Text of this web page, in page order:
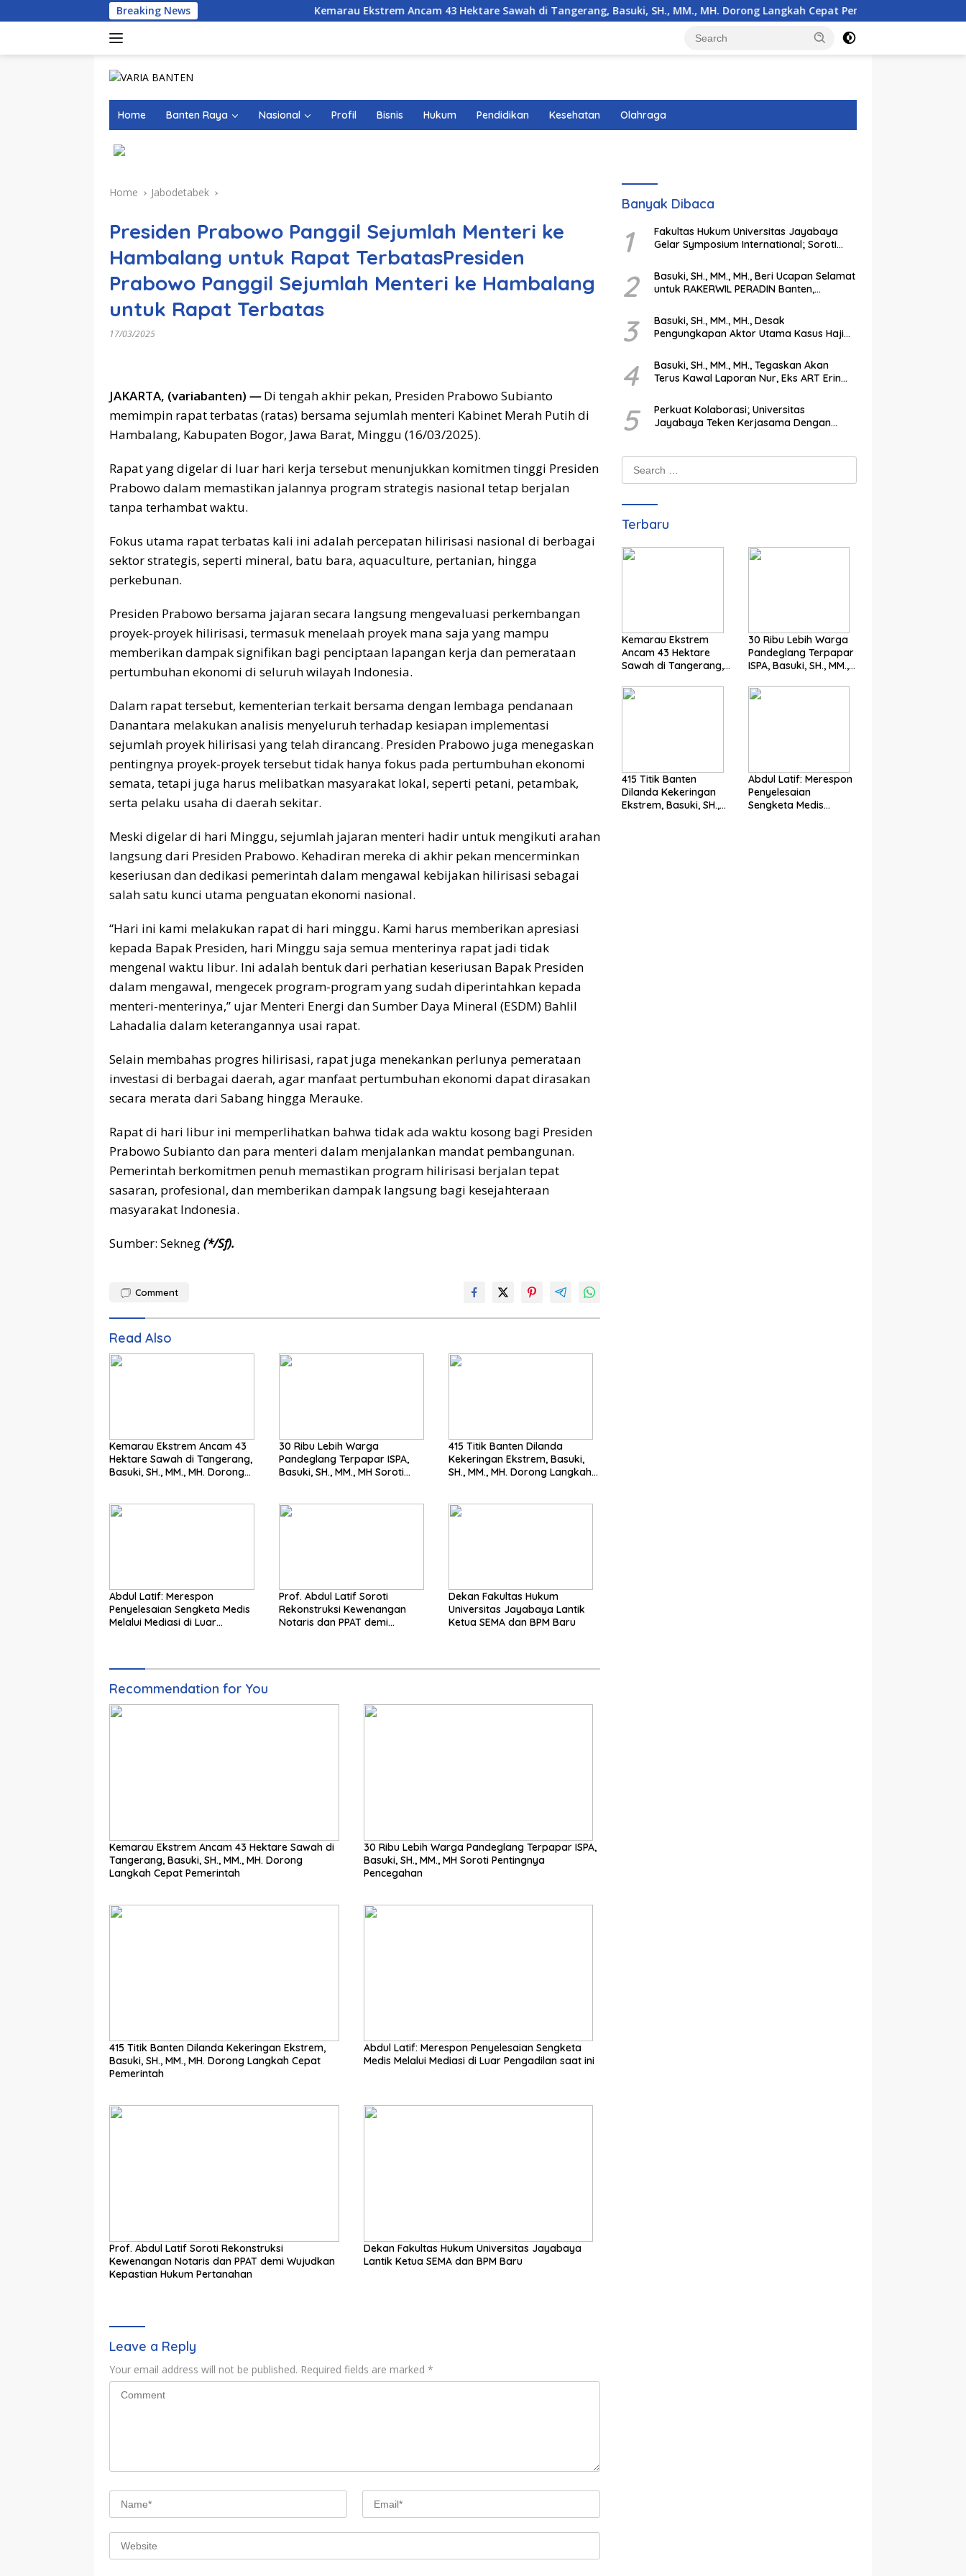
to
Breaking News Kemarau Ekstrem Ancam 43 Hektare Sawah di Tangerang, Basuki, SH., MM., MH. Dorong Langkah Cepat Pemerintah
Home Banten Raya Nasional Profil Bisnis Hukum Pendidikan Kesehatan Olahraga
Home Jabodetabek
Presiden Prabowo Panggil Sejumlah Menteri ke
Hambalang untuk Rapat TerbatasPresiden
Prabowo Panggil Sejumlah Menteri ke Hambalang
untuk Rapat Terbatas
17/03/2025
JAKARTA, (variabanten) —Di tengah akhir pekan, Presiden Prabowo Subianto
memimpin rapat terbatas (ratas) bersama sejumlah menteri Kabinet Merah Putih di
Hambalang, Kabupaten Bogor, Jawa Barat, Minggu (16/03/2025).
Rapat yang digelar di luar hari kerja tersebut menunjukkan komitmen tinggi Presiden
Prabowo dalam memastikan jalannya program strategis nasional tetap berjalan
tanpa terhambat waktu.
Fokus utama rapat terbatas kali ini adalah percepatan hilirisasi nasional di berbagai
sektor strategis, seperti mineral, batu bara, aquaculture, pertanian, hingga
perkebunan.
Presiden Prabowo bersama jajaran secara langsung mengevaluasi perkembangan
proyek-proyek hilirisasi, termasuk menelaah proyek mana saja yang mampu
memberikan dampak signifikan bagi penciptaan lapangan kerja dan pemerataan
pertumbuhan ekonomi di seluruh wilayah Indonesia.
Dalam rapat tersebut, kementerian terkait bersama dengan lembaga pendanaan
Danantara melakukan analisis menyeluruh terhadap kesiapan implementasi
sejumlah proyek hilirisasi yang telah dirancang. Presiden Prabowo juga menegaskan
pentingnya proyek-proyek tersebut tidak hanya fokus pada pertumbuhan ekonomi
semata, tetapi juga harus melibatkan masyarakat lokal, seperti petani, petambak,
serta pelaku usaha di daerah sekitar.
Meski digelar di hari Minggu, sejumlah jajaran menteri hadir untuk mengikuti arahan
langsung dari Presiden Prabowo. Kehadiran mereka di akhir pekan mencerminkan
keseriusan dan dedikasi pemerintah dalam mengawal kebijakan hilirisasi sebagai
salah satu kunci utama penguatan ekonomi nasional.
“Hari ini kami melakukan rapat di hari minggu. Kami harus memberikan apresiasi
kepada Bapak Presiden, hari Minggu saja semua menterinya rapat jadi tidak
mengenal waktu libur. Ini adalah bentuk dari perhatian keseriusan Bapak Presiden
dalam mengawal, mengecek program-program yang sudah diperintahkan kepada
menteri-menterinya,” ujar Menteri Energi dan Sumber Daya Mineral (ESDM) Bahlil
Lahadalia dalam keterangannya usai rapat.
Selain membahas progres hilirisasi, rapat juga menekankan perlunya pemerataan
investasi di berbagai daerah, agar manfaat pertumbuhan ekonomi dapat dirasakan
secara merata dari Sabang hingga Merauke.
Rapat di hari libur ini memperlihatkan bahwa tidak ada waktu kosong bagi Presiden
Prabowo Subianto dan para menteri dalam menjalankan mandat pembangunan.
Pemerintah berkomitmen penuh memastikan program hilirisasi berjalan tepat
sasaran, profesional, dan memberikan dampak langsung bagi kesejahteraan
masyarakat Indonesia.
Sumber: Sekneg(*/Sf).
Comment
Read Also
Kemarau Ekstrem Ancam 43
Hektare Sawah di Tangerang,
Basuki, SH., MM., MH. Dorong
30 Ribu Lebih Warga
Pandeglang Terpapar ISPA,
Basuki, SH., MM., MH Soroti
415 Titik Banten Dilanda
Kekeringan Ekstrem, Basuki,
SH., MM., MH. Dorong Langkah
Abdul Latif: Merespon
Penyelesaian Sengketa Medis
Melalui Mediasi di Luar
Prof. Abdul Latif Soroti
Rekonstruksi Kewenangan
Notaris dan PPAT demi
Dekan Fakultas Hukum
Universitas Jayabaya Lantik
Ketua SEMA dan BPM Baru
Recommendation for You
Kemarau Ekstrem Ancam 43 Hektare Sawah di
Tangerang, Basuki, SH., MM., MH. Dorong
Langkah Cepat Pemerintah
30 Ribu Lebih Warga Pandeglang Terpapar ISPA,
Basuki, SH., MM., MH Soroti Pentingnya
Pencegahan
415 Titik Banten Dilanda Kekeringan Ekstrem,
Basuki, SH., MM., MH. Dorong Langkah Cepat
Pemerintah
Abdul Latif: Merespon Penyelesaian Sengketa
Medis Melalui Mediasi di Luar Pengadilan saat ini
Prof. Abdul Latif Soroti Rekonstruksi
Kewenangan Notaris dan PPAT demi Wujudkan
Kepastian Hukum Pertanahan
Dekan Fakultas Hukum Universitas Jayabaya
Lantik Ketua SEMA dan BPM Baru
Leave a Reply
Your email address will not be published. Required fields are marked *
Banyak Dibaca
1
Fakultas Hukum Universitas Jayabaya
Gelar Symposium International; Soroti
Globalisasi
2
Basuki, SH., MM., MH., Beri Ucapan Selamat
untuk RAKERWIL PERADIN Banten,
Profesional
3
Basuki, SH., MM., MH., Desak
Pengungkapan Aktor Utama Kasus Haji
4
Basuki, SH., MM., MH., Tegaskan Akan
Terus Kawal Laporan Nur, Eks ART Erin
5
Perkuat Kolaborasi; Universitas
Jayabaya Teken Kerjasama Dengan
Search
for:
Terbaru
Kemarau Ekstrem
Ancam 43 Hektare
Sawah di Tangerang,
Dorong Langkah
30 Ribu Lebih Warga
Pandeglang Terpapar
ISPA, Basuki, SH., MM.,
Pencegahan
415 Titik Banten
Dilanda Kekeringan
Ekstrem, Basuki, SH.,
Abdul Latif: Merespon
Penyelesaian
Sengketa Medis